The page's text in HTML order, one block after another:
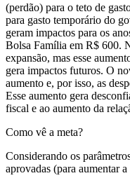
(perdão) para o teto de
para gasto temporário do
geram impactos para os
Bolsa Família em R$ 600.
expansão, mas esse
gera impactos futuros. O
aumento e, por isso, as
Esse aumento gera
fiscal e ao aumento da
Como vê a meta?
Considerando os
aprovadas (para aumentar a